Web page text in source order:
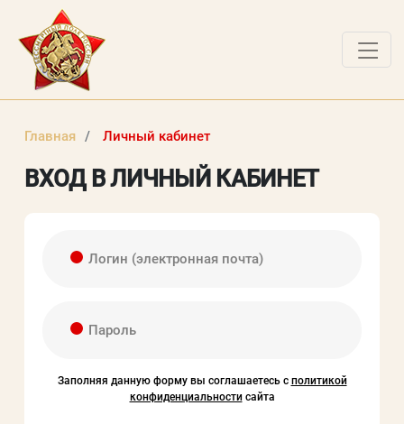
ВОПРОСЫ
ВХОД В ЛИЧНЫЙ КАБИНЕТ
Логин (электронная почта)
Пароль
Главная Личный кабинет
ВХОД В ЛИЧНЫЙ КАБИНЕТ
Логин (электронная почта)
Пароль
Заполняя данную форму вы соглашаетесь с политикой
конфиденциальностисайта